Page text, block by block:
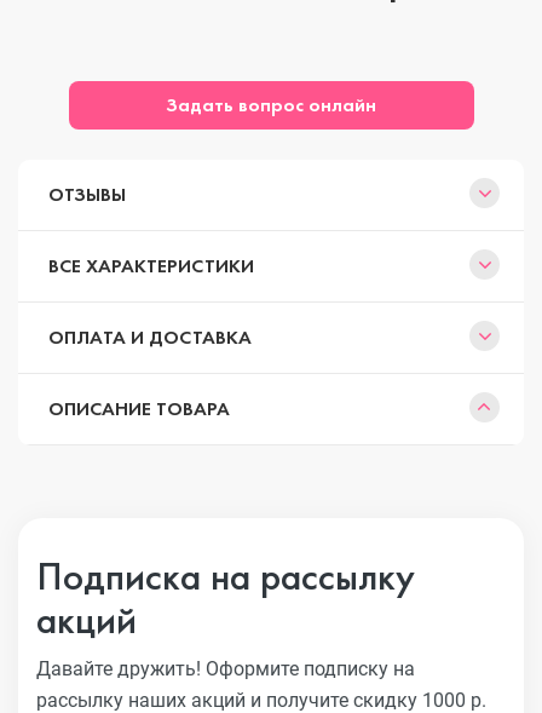
Задать вопрос онлайн
ОТЗЫВЫ
ВСЕ ХАРАКТЕРИСТИКИ
ОПЛАТА И ДОСТАВКА
ОПИСАНИЕ ТОВАРА
Подписка на рассылку
акций
Давайте дружить! Оформите подписку на
рассылку наших акций и получите скидку 1000 р.